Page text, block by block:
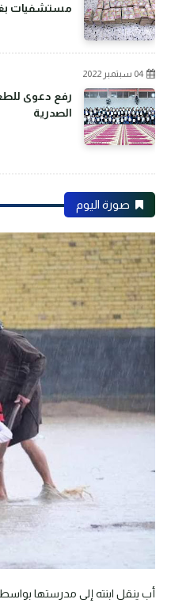
مستشفيات
04 سبتمبر 2022
رفع دعوى
الصدرية
صورة اليوم
أب ينقل ابنته إلى مدرستها